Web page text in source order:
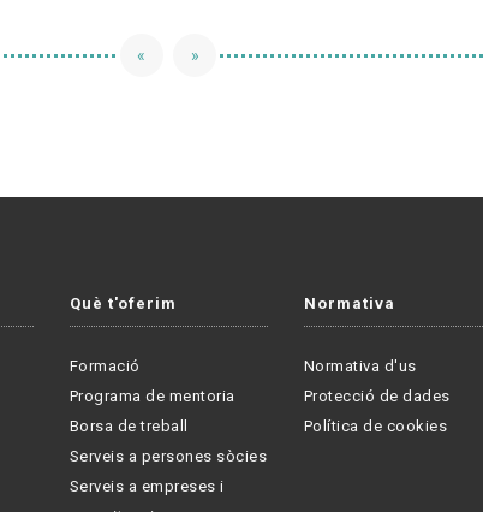
« »
Què t'oferim
Formació
Programa de mentoria
Borsa de treball
Serveis a persones sòcies
Serveis a empreses i
Normativa
Normativa d'us
Protecció de dades
Política de cookies